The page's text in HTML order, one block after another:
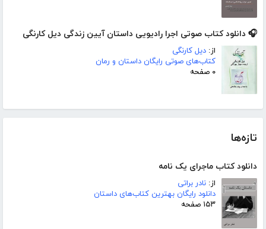
🎧 دانلود کتاب صوتی اجرا رادیویی داستان آیین زندگی دیل کارنگی
از: دیل کارنگی
کتاب‌های صوتی رایگان داستان و رمان
۰ صفحه
تازه‌ها
دانلود کتاب ماجرای یک نامه
از: نادر براتی
دانلود رایگان بهترین کتاب‌های داستان
۱۵۳ صفحه